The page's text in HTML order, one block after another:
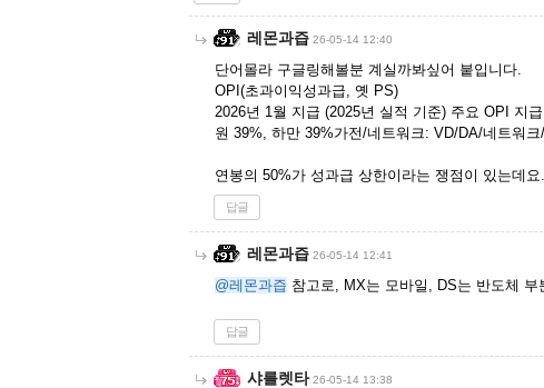
레몬과즙 26-05-14 12:40
단어몰라 구글링해볼분 계실까봐싶어 붙입니다.
OPI(초과이익성과급, 옛 PS)
2026년 1월 지급 (2025년 실적 기준) 주요 OPI 지
원 39%, 하만 39%가전/네트워크: VD/DA/네트워
연봉의 50%가 성과급 상한이라는 쟁점이 있는데
답글
레몬과즙 26-05-14 12:41
@레몬과즙 참고로, MX는 모바일, DS는 반도체 부
답글
샤를렛타 26-05-14 13:38